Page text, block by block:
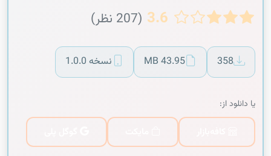
3.6 (207 نظر)
358
43.95 MB نسخه 1.0.0
یا دانلود از: